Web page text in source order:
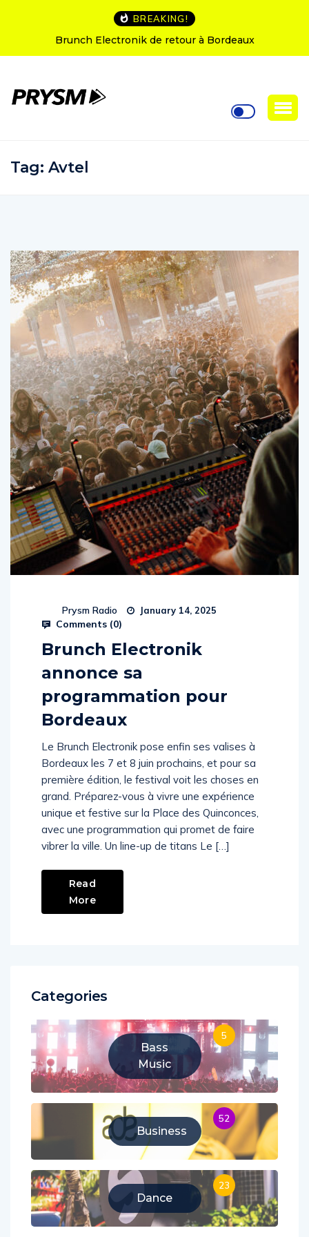
BREAKING!
Electronik de retour à Bordeaux
Tag: Avtel
Prysm Radio January 14, 2025
Comments (0)
Brunch Electronik
annonce sa
programmation pour
Bordeaux
Le Brunch Electronik pose enfin ses valises à
Bordeaux les 7 et 8 juin prochains, et pour sa
première édition, le festival voit les choses en
grand. Préparez-vous à vivre une expérience
unique et festive sur la Place des Quinconces,
avec une programmation qui promet de faire
vibrer la ville. Un line-up de titans Le […]
Read
More
Categories
Bass
Music
5
Business
52
Dance
23